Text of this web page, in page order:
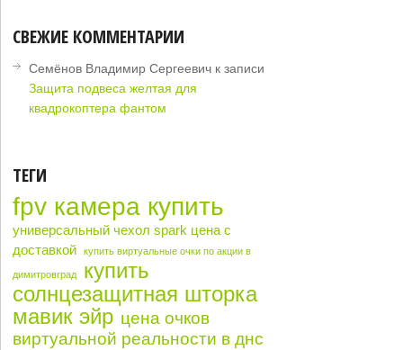
СВЕЖИЕ КОММЕНТАРИИ
Семёнов Владимир Сергеевич к записи
Защита подвеса желтая для
квадрокоптера фантом
ТЕГИ
fpv камера купить
универсальный чехол spark цена с
доставкой
купить виртуальные очки по акции в
димитровград
купить
солнцезащитная шторка
мавик эйр цена очков
виртуальной реальности в днс